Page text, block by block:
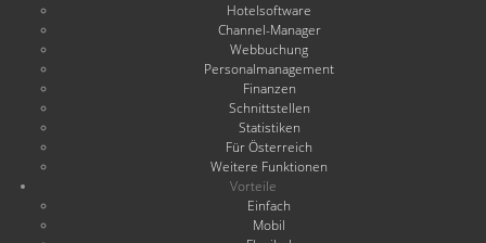
Hotelsoftware
Channel-Manager
Webbuchung
Personalmanagement
Finanzen
Schnittstellen
Statistiken
Für Österreich
Weitere Funktionen
Vorteile
Einfach
Mobil